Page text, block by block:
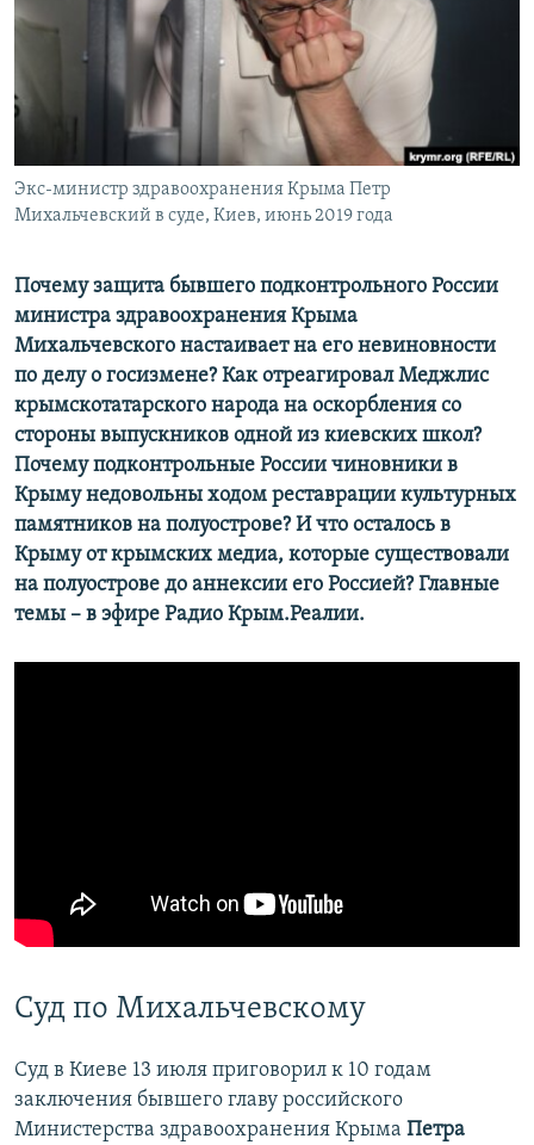
ПОБЕДИТЕЛЕЙ НЕ СУДЯТ?
КРЫМ.НЕПОКОРЕННЫЙ
ПРИСОЕДИНЯЙТЕСЬ!
Все сайты RFE/RL
Экс-министр здравоохранения Крыма Петр
Михальчевский в суде, Киев, июнь 2019 года
Почему защита бывшего подконтрольного России
министра здравоохранения Крыма
Михальчевского настаивает на его невиновности
по делу о госизмене? Как отреагировал Меджлис
крымскотатарского народа на оскорбления со
стороны выпускников одной из киевских школ?
Почему подконтрольные России чиновники в
Крыму недовольны ходом реставрации культурных
памятников на полуострове? И что осталось в
Крыму от крымских медиа, которые существовали
на полуострове до аннексии его Россией? Главные
темы – в эфире Радио Крым.Реалии.
Суд по Михальчевскому
Суд в Киеве 13 июля приговорил к 10 годам
заключения бывшего главу российского
Министерства здравоохранения Крыма Петра